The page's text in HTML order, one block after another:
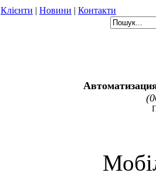
Клієнти | Новини | Контакти